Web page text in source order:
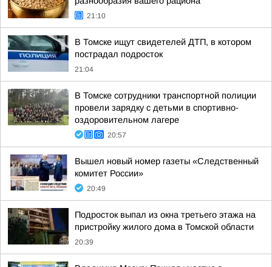
21:10
В Томске ищут свидетелей ДТП, в котором
пострадал подросток
21:04
В Томске сотрудники транспортной полиции
провели зарядку с детьми в спортивно-
оздоровительном лагере
20:57
Вышел новый номер газеты «Следственный
комитет России»
20:49
Подросток выпал из окна третьего этажа на
пристройку жилого дома в Томской области
20:39